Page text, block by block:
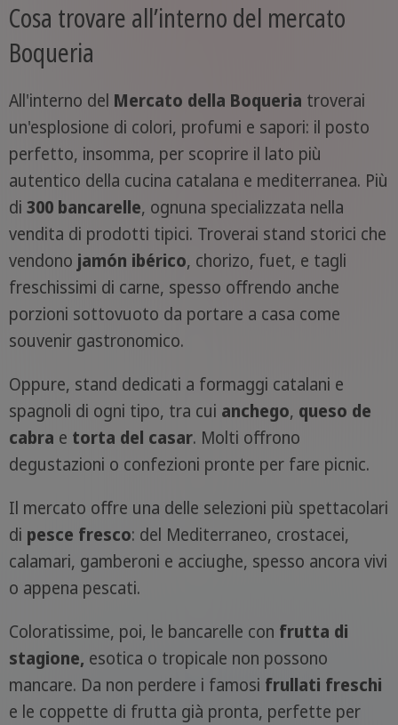
Cosa trovare all’interno del mercato
Boqueria
All'interno del Mercato della Boqueria troverai
un'esplosione di colori, profumi e sapori: il posto
perfetto, insomma, per scoprire il lato più
autentico della cucina catalana e mediterranea. Più
di 300 bancarelle, ognuna specializzata nella
vendita di prodotti tipici. Troverai stand storici che
vendono jamón ibérico, chorizo, fuet, e tagli
freschissimi di carne, spesso offrendo anche
porzioni sottovuoto da portare a casa come
souvenir gastronomico.
Oppure, stand dedicati a formaggi catalani e
spagnoli di ogni tipo, tra cui anchego, queso de
cabra e torta del casar. Molti offrono
degustazioni o confezioni pronte per fare picnic.
Il mercato offre una delle selezioni più spettacolari
di pesce fresco: del Mediterraneo, crostacei,
calamari, gamberoni e acciughe, spesso ancora vivi
o appena pescati.
Coloratissime, poi, le bancarelle con frutta di
stagione, esotica o tropicale non possono
mancare. Da non perdere i famosi frullati freschi
e le coppette di frutta già pronta, perfette per